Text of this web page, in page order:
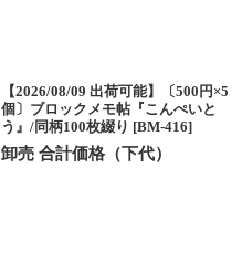
【2026/08/09 出荷可能】〔500円×5
個〕ブロックメモ帖『こんぺいと
う』/同柄100枚綴り [BM-416]
卸売 合計価格（下代）